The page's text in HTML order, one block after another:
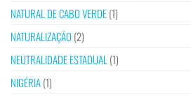
NATURAL DE CABO VERDE(1)
NATURALIZAÇÃO (2)
NEUTRALIDADE ESTADUAL (1)
NIGÉRIA(1)